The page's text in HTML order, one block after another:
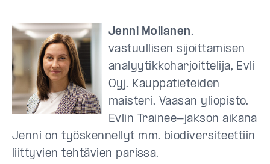
Jenni Moilanen,
vastuullisen sijoittamisen
analyytikkoharjoittelija, Evli
Oyj. Kauppatieteiden
maisteri, Vaasan yliopisto.
Evlin Trainee-jakson aikana
Jenni on työskennellyt mm. biodiversiteettiin
liittyvien tehtävien parissa.